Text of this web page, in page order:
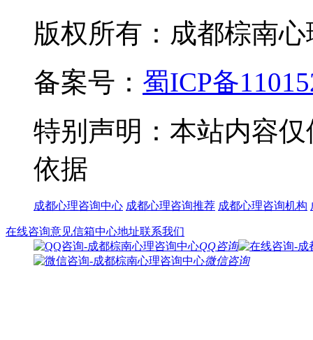
版权所有：成都棕南
备案号： 蜀ICP备
特别声明：本站内容
依据
成都心理咨询中心 成都心理咨询推荐 成都心理咨询机构
在线咨询意见信箱中心地址联系我们
QQ咨询
微信咨询